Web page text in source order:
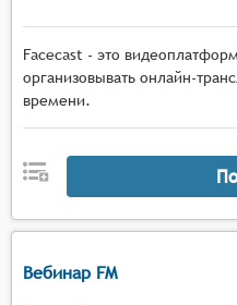
Facecast - это
организовывать онлайн-
времени.
Вебинар FM